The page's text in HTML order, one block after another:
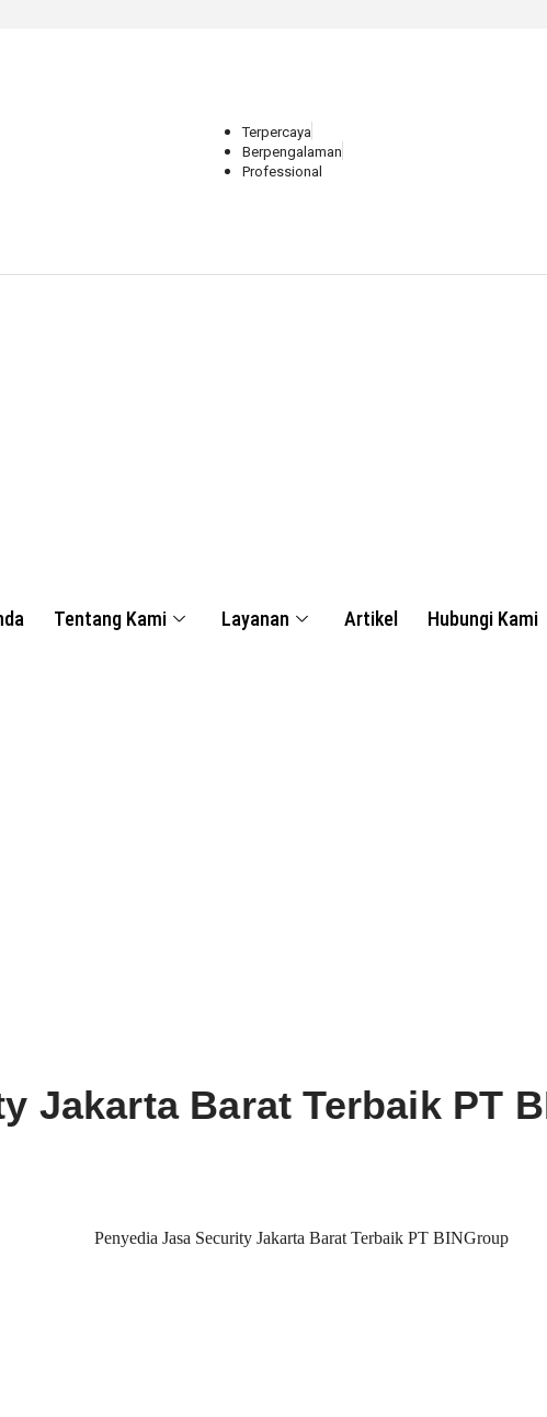
Terpercaya
Berpengalaman
Professional
Tentang Kami Layanan Artikel Hubungi Kami
Jakarta Barat Terbaik PT